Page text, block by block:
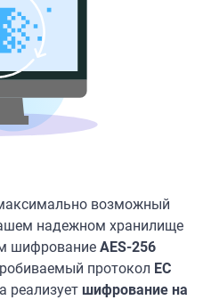
возможный
надежном хранилище
шифрование AES-256
протокол ЕС
реализует шифрование на